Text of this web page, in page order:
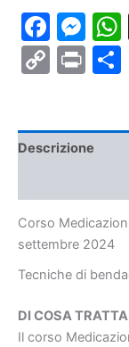
Milano
27
settembre
2024 Copy
Descrizione
Corso
settembre 2024
Tecniche di
DI COSA
Il corso